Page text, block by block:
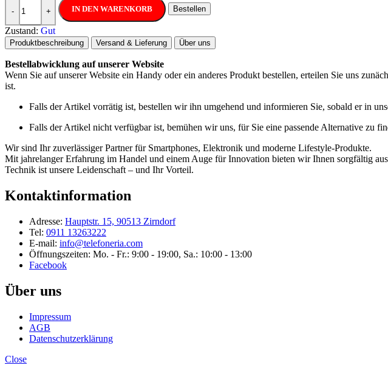
- + IN DEN WARENKORB Bestellen
Zustand: Gut
Produktbeschreibung Versand & Lieferung Über uns
Bestellabwicklung auf unserer Website
Wenn Sie auf unserer Website ein Handy oder ein anderes Produkt bestellen, erteilen Sie uns
ist.
Falls der Artikel vorrätig ist, bestellen wir ihn umgehend und informieren Sie, sobald er in
Falls der Artikel nicht verfügbar ist, bemühen wir uns, für Sie eine passende Alternative zu
Wir sind Ihr zuverlässiger Partner für Smartphones, Elektronik und moderne Lifestyle-Produkte.
Mit jahrelanger Erfahrung im Handel und einem Auge für Innovation bieten wir Ihnen sorgfältig
Technik ist unsere Leidenschaft – und Ihr Vorteil.
Kontaktinformation
Adresse: Hauptstr. 15, 90513 Zirndorf
Tel: 0911 13263222
E-mail: info@telefoneria.com
Öffnungszeiten: Mo. - Fr.: 9:00 - 19:00, Sa.: 10:00 - 13:00
Facebook
Über uns
Impressum
AGB
Datenschutzerklärung
Close